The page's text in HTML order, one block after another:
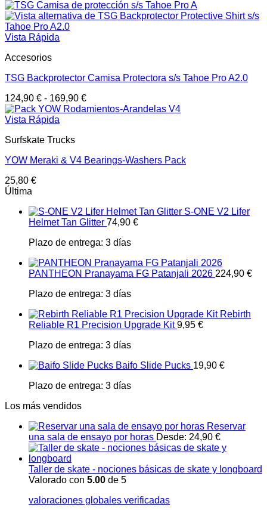
Vista Rápida
Accesorios
TSG Backprotector Camisa Protectora s/s Tahoe Pro A2.0
124,90 € - 169,90 €
Vista Rápida
Surfskate Trucks
YOW Meraki & V4 Bearings-Washers Pack
25,80 €
Última
S-ONE V2 Lifer
Helmet Tan Glitter 74,90 €
Plazo de entrega: 3 días
PANTHEON Pranayama FG Patanjali 2026 224,90 €
Plazo de entrega: 3 días
Rebirth
Reliable R1 Precision Upgrade Kit 9,95 €
Plazo de entrega: 3 días
Baifo Slide Pucks 19,90 €
Plazo de entrega: 3 días
Los más vendidos
Reservar
una sala de ensayo por horas Desde: 24,90 €
Taller de skate - nociones básicas de skate y longboard
Valorado con 5.00 de 5
valoraciones globales verificadas